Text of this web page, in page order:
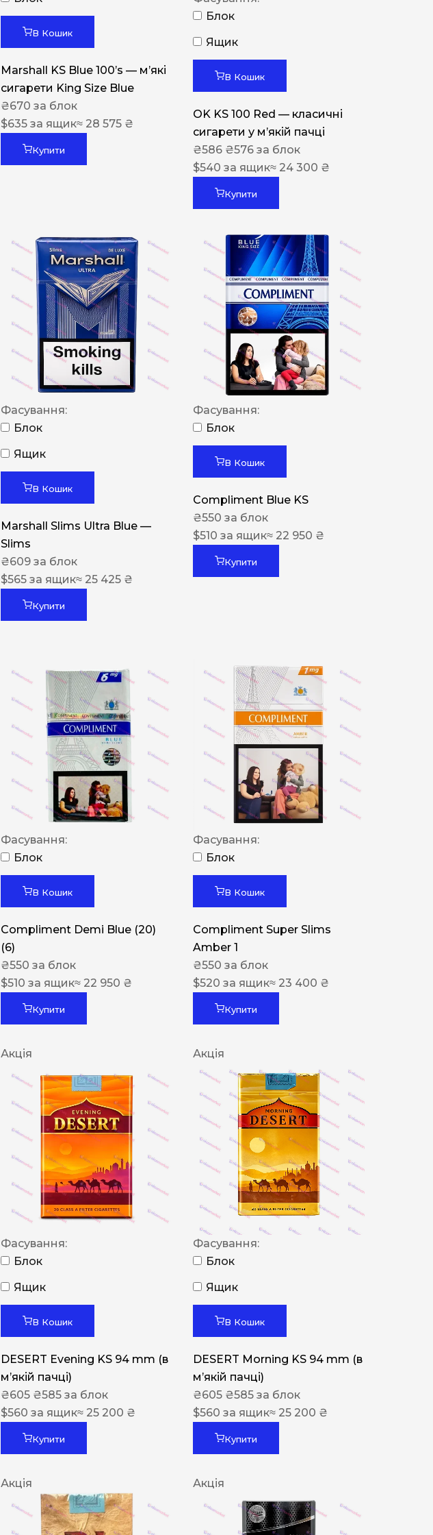
В Кошик
Marshall KS Blue 100’s — м’які
сигарети King Size Blue
₴670 за блок
$635 за ящик≈ 28 575 ₴
Купити
Блок
Ящик
В Кошик
OK KS 100 Red — класичні
сигарети у м’якій пачці
₴586 ₴576 за блок
$540 за ящик≈ 24 300 ₴
Купити
Фасування:
Блок
Ящик
В Кошик
Marshall Slims Ultra Blue —
Slims
₴609 за блок
$565 за ящик≈ 25 425 ₴
Купити
Фасування:
Блок
В Кошик
Compliment Blue KS
₴550 за блок
$510 за ящик≈ 22 950 ₴
Купити
Фасування:
Блок
В Кошик
Compliment Demi Blue (20)
(6)
₴550 за блок
$510 за ящик≈ 22 950 ₴
Купити
Фасування:
Блок
В Кошик
Compliment Super Slims
Amber 1
₴550 за блок
$520 за ящик≈ 23 400 ₴
Купити
Акція
Фасування:
Блок
Ящик
В Кошик
DESERT Evening KS 94 mm (в
мʼякій пачці)
₴605 ₴585 за блок
$560 за ящик≈ 25 200 ₴
Купити
Акція
Фасування:
Блок
Ящик
В Кошик
DESERT Morning KS 94 mm (в
мʼякій пачці)
₴605 ₴585 за блок
$560 за ящик≈ 25 200 ₴
Купити
Акція Акція